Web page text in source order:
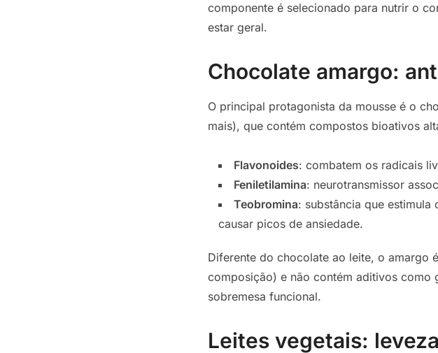
componente é selecionado para nutrir o
estar geral.
Chocolate amargo:
O principal protagonista da mousse é o
mais), que contém compostos bioativos
Flavonoides: combatem os radicais
Feniletilamina: neurotransmissor
Teobromina: substância que
causar picos de ansiedade.
Diferente do chocolate ao leite, o amargo
composição) e não contém aditivos como
sobremesa funcional.
Leites vegetais: